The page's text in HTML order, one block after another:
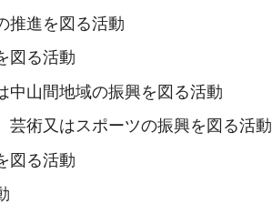
進を図る活動
図る活動
山間地域の振興を図る活動
術又はスポーツの振興を図る活動
図る活動